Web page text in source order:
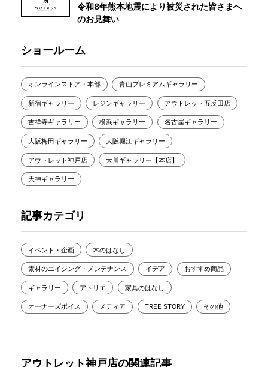
令和8年熊本地震により被災された皆さまへ
のお見舞い
ショールーム
オンラインストア・本部 青山プレミアムギャラリー
新宿ギャラリー レジンギャラリー アウトレット五反田店
吉祥寺ギャラリー 横浜ギャラリー 名古屋ギャラリー
大阪梅田ギャラリー 大阪堀江ギャラリー
アウトレット神戸店 大川ギャラリー【本店】
天神ギャラリー
記事カテゴリ
イベント・企画 木のはなし
素材のエイジング・メンテナンス イデア おすすめ商品
ギャラリー アトリエ 家具のはなし
オーナーズボイス メディア TREE STORY その他
アウトレット神戸店の関連記事